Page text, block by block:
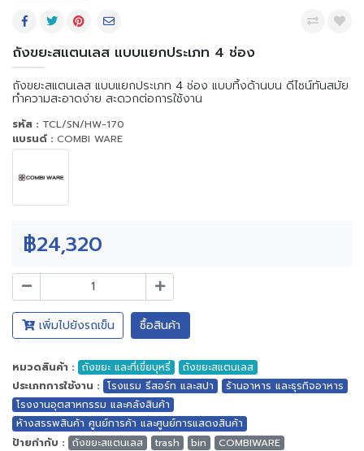
ถังขยะสแตนเลส แบบแยกประเภท 4 ช่อง
ถังขยะสแตนเลส แบบแยกประเภท 4 ช่อง แบบทิ้งด้านบน ดีไซน์ทันสมัย
ทำความสะอาดง่าย สะดวกต่อการใช้งาน
รหัส : TCL/SN/HW-170
แบรนด์ : COMBI WARE
฿24,320
เพิ่มไปยังรถเข็น ซื้อสินค้า
หมวดสินค้า : ถังขยะ และที่เขี่ยบุหรี่
ถังขยะสแตนเลส
ประเภทการใช้งาน : โรงแรม รีสอร์ท และสปา
ร้านอาหาร และธุรกิจอาหาร
โรงงานอุตสาหกรรม และคลังสินค้า
ห้างสรรพสินค้า ศูนย์การค้า และศูนย์การแสดงสินค้า
ป้ายกำกับ : ถังขยะสแตนเลส trash bin
COMBIWARE